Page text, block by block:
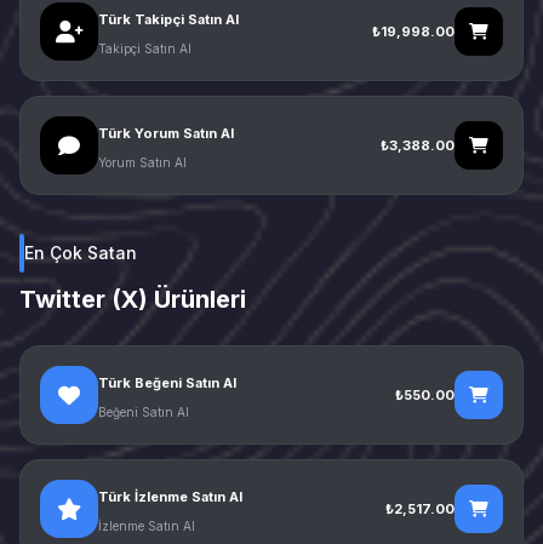
Türk Takipçi Satın Al
Takipçi Satın Al
₺19,998.00
Türk Yorum Satın Al
Yorum Satın Al
₺3,388.00
En Çok Satan
Twitter (X) Ürünleri
Türk Beğeni Satın Al
Beğeni Satın Al
₺550.00
Türk İzlenme Satın Al
İzlenme Satın Al
₺2,517.00